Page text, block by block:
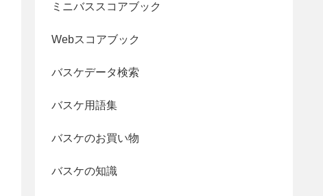
ミニバススコアブック
Webスコアブック
バスケデータ検索
バスケ用語集
バスケのお買い物
バスケの知識